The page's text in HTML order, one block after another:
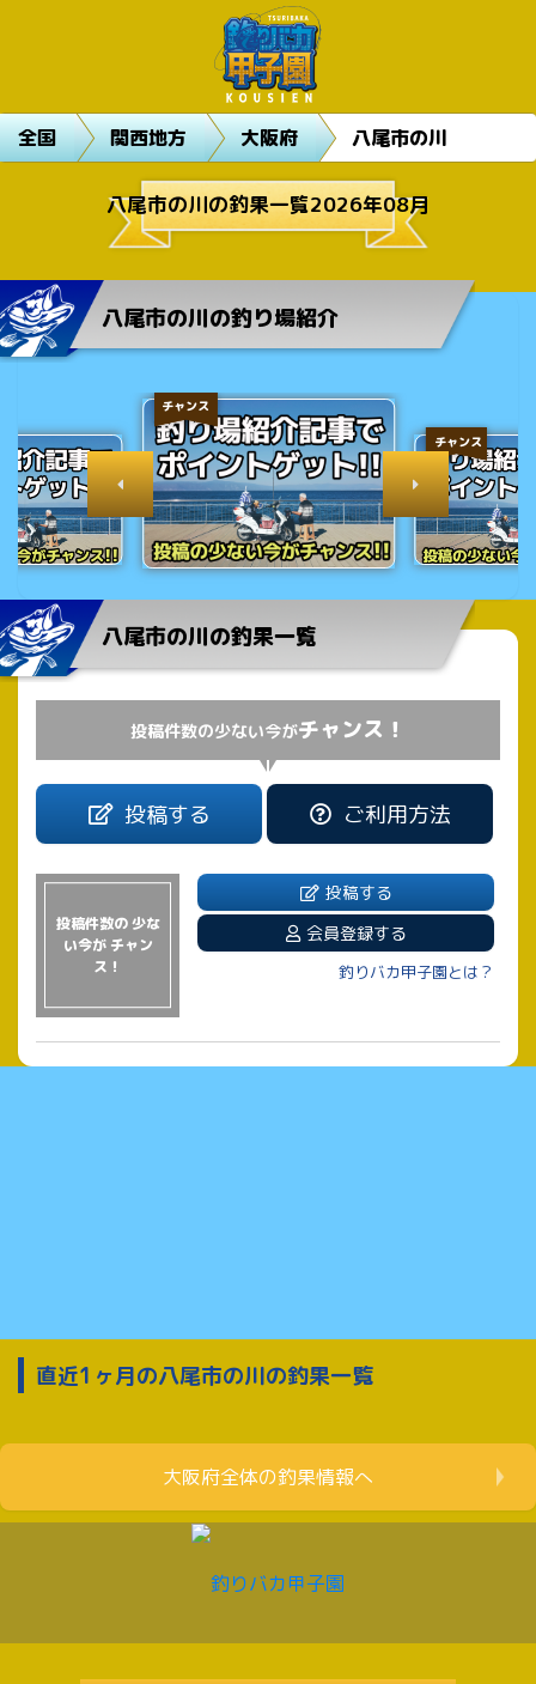
全国 関西地方 大阪府 八尾市の川
八尾市の川の釣果一覧2026年08月
八尾市の川の釣り場紹介
チャンス
チャンス
八尾市の川の釣果一覧
投稿件数の少ない今がチャンス！
投稿する ご利用方法
投稿件数の 少な
い今が チャン
ス！
投稿する
会員登録する
釣りバカ甲子園とは？
直近1ヶ月の八尾市の川の釣果一覧
大阪府全体の釣果情報へ